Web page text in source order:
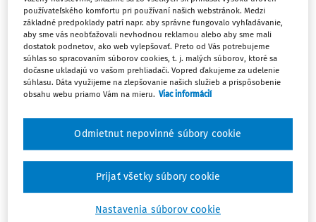
začiatok...
Celý odborný obsah z tejto oblasti je
dostupný predplatiteľom portálu.
Odomknite si prístup k odbornému
obsahu a získajte prístup na 10 dní
zdarma, stačí sa len zaregistrovať.
Vďaka registrácii získate prístup aj k
vybranému obsahu:
používateľského komfortu pri používaní našich webstránok. Medzi
základné predpoklady patrí napr. aby správne fungovalo vyhľadávanie,
aby sme vás neobťažovali nevhodnou reklamou alebo aby sme mali
dostatok podnetov, ako web vylepšovať. Preto od Vás potrebujeme
súhlas so spracovaním súborov cookies, t. j. malých súborov, ktoré sa
dočasne ukladajú vo vašom prehliadači. Vopred ďakujeme za udelenie
súhlasu. Dáta využijeme na zlepšovanie našich služieb a prispôsobenie
obsahu webu priamo Vám na mieru. Viac informácií
Nastavenia súborov cookie
Odmietnut nepovinné súbory cookie
Prijať všetky súbory cookie